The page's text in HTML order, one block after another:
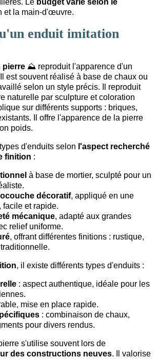
Le budget varie selon le
et la main-d'œuvre.
enduit imitation
pierre ⛰️ reproduit l'apparence d'un
est souvent réalisé à base de chaux ou
selon un style précis. Il reproduit
naturelle par sculpture et coloration
sur différents supports : briques,
Il offre l'apparence de la pierre
poids.
d'enduits selon l'aspect recherché
finition :
à base de mortier, sculpté pour un
décoratif, appliqué en une
facile et rapide.
mécanique, adapté aux grandes
relief uniforme.
, offrant différentes finitions : rustique,
, il existe différents types d'enduits :
: aspect authentique, idéale pour les
mise en place rapide.
: combinaison de chaux,
pour divers rendus.
s'utilise souvent lors de
des constructions neuves. Il valorise